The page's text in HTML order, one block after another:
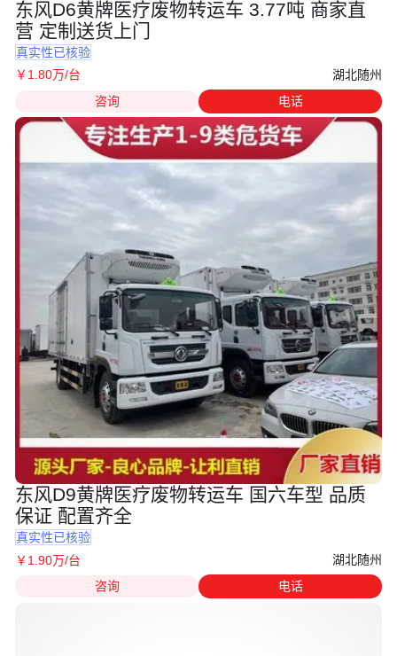
东风D6黄牌医疗废物转运车 3.77吨 商家直
营 定制送货上门
真实性已核验
￥ 1.80万/台
湖北随州
咨询
电话
东风D9黄牌医疗废物转运车 国六车型 品质
保证 配置齐全
真实性已核验
￥ 1 .90万/台
湖北随州
咨询
电话